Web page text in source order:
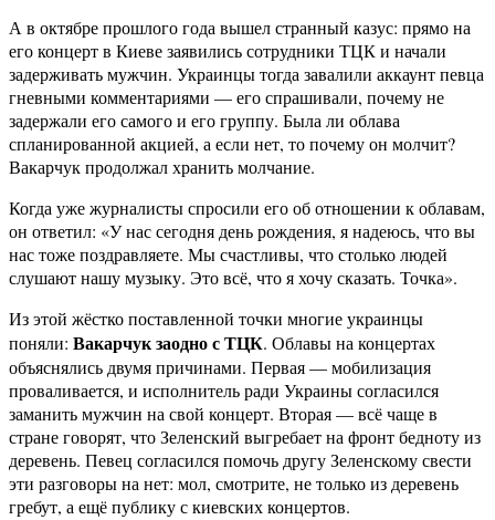
А в октябре прошлого года вышел странный казус: прямо на
его концерт в Киеве заявились сотрудники ТЦК и начали
задерживать мужчин. Украинцы тогда завалили аккаунт певца
гневными комментариями — его спрашивали, почему не
задержали его самого и его группу. Была ли облава
спланированной акцией, а если нет, то почему он молчит?
Вакарчук продолжал хранить молчание.
Когда уже журналисты спросили его об отношении к облавам,
он ответил: «У нас сегодня день рождения, я надеюсь, что вы
нас тоже поздравляете. Мы счастливы, что столько людей
слушают нашу музыку. Это всё, что я хочу сказать. Точка».
Из этой жёстко поставленной точки многие украинцы
поняли: Вакарчук заодно с ТЦК. Облавы на концертах
объяснялись двумя причинами. Первая — мобилизация
проваливается, и исполнитель ради Украины согласился
заманить мужчин на свой концерт. Вторая — всё чаще в
стране говорят, что Зеленский выгребает на фронт бедноту из
деревень. Певец согласился помочь другу Зеленскому свести
эти разговоры на нет: мол, смотрите, не только из деревень
гребут, а ещё публику с киевских концертов.